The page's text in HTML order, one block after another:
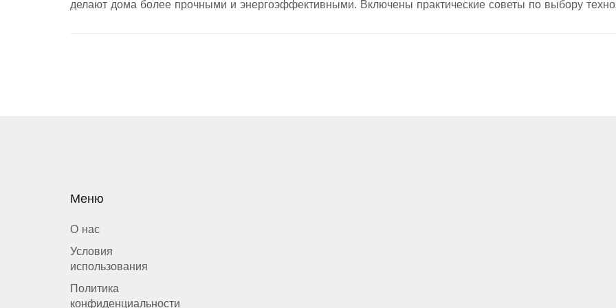
делают дома более прочными и энергоэффективными. Включены практические советы по выбору
Меню
О нас
Условия
использования
Политика
конфиденциальности